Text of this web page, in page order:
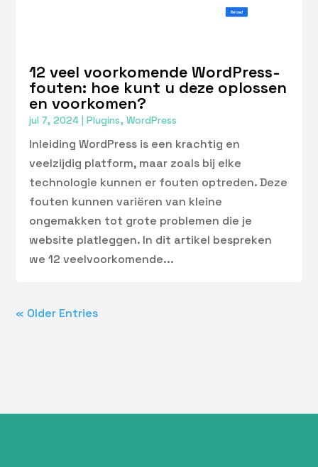
12 veel voorkomende WordPress-
fouten: hoe kunt u deze oplossen
en voorkomen?
jul 7, 2024 |Plugins,WordPress
Inleiding WordPress is een krachtig en
veelzijdig platform, maar zoals bij elke
technologie kunnen er fouten optreden. Deze
fouten kunnen variëren van kleine
ongemakken tot grote problemen die je
website platleggen. In dit artikel bespreken
we 12 veelvoorkomende...
« Older Entries